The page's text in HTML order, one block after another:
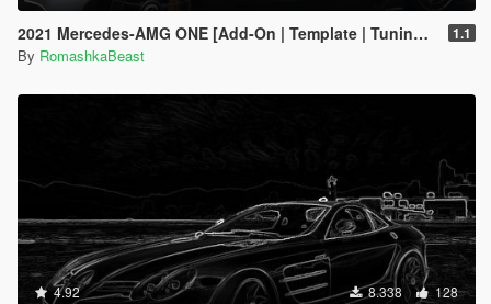
2021 Mercedes-AMG ONE [Add-On | Template | Tuning | Extras | VehFuncs V] 1.1
By RomashkaBeast
4.92 8.338 128